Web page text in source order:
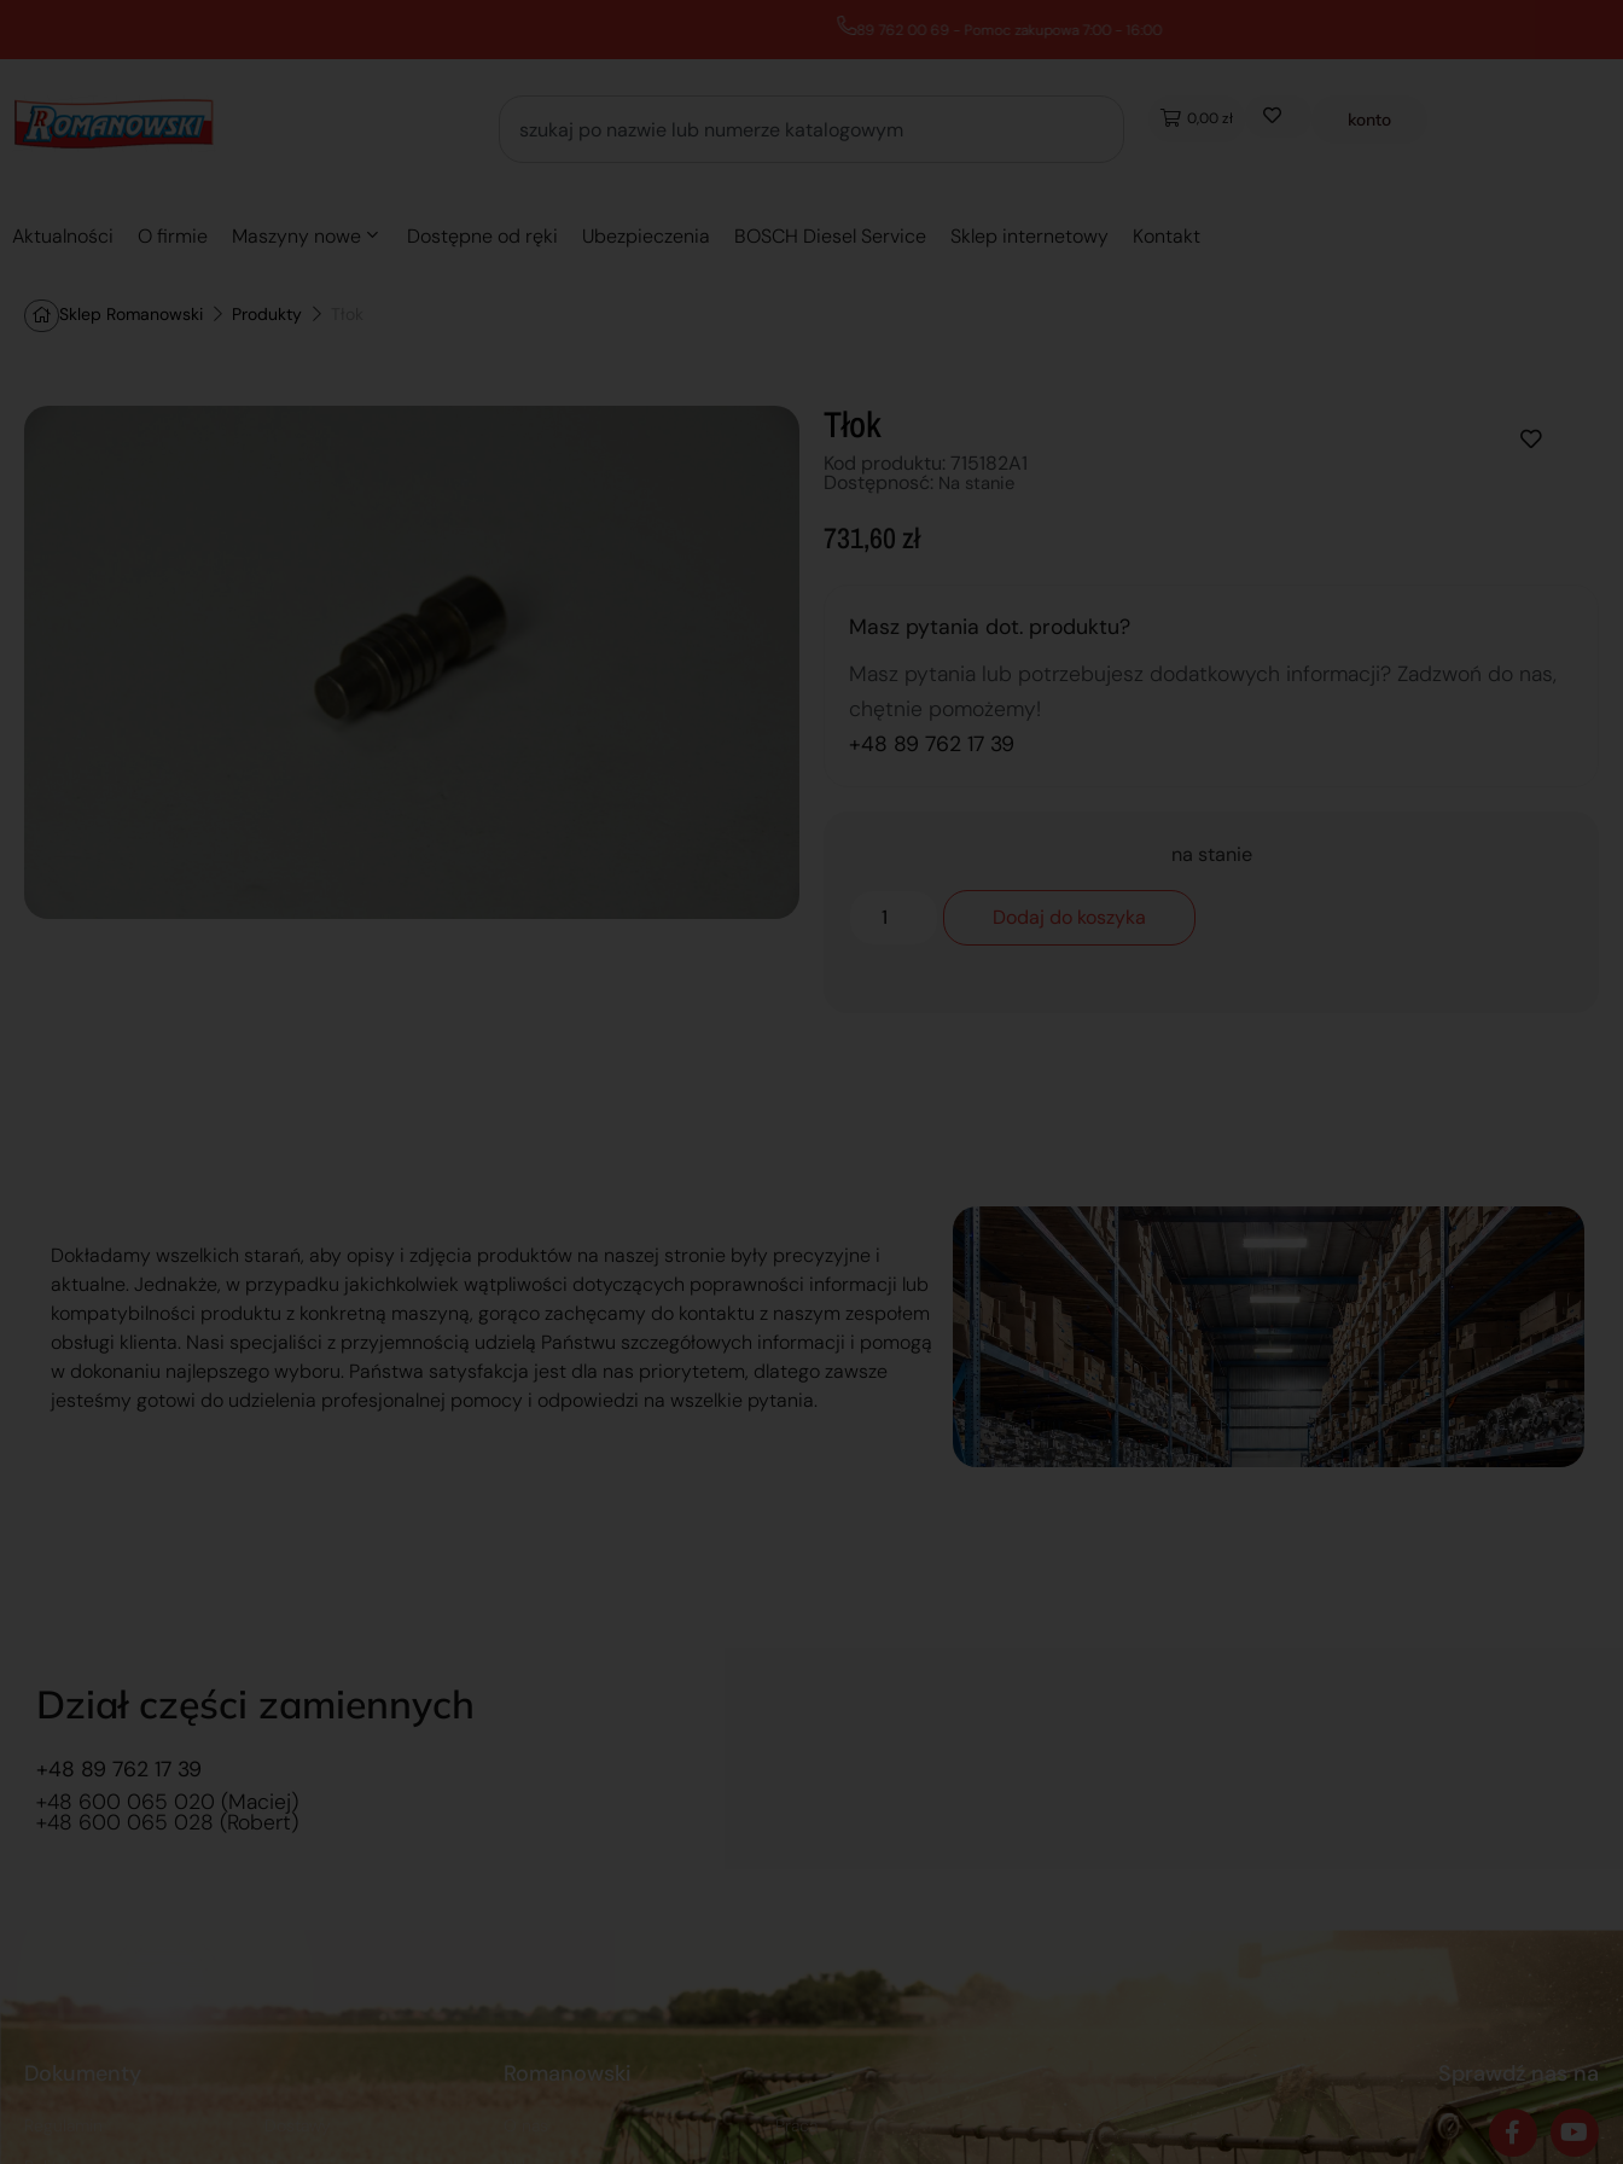
89 762 00 69 - Pomoc zakupowa 7:00 - 16:00
0,00 zł konto
Aktualności O firmie Maszyny nowe Dostępne od ręki Ubezpieczenia BOSCH Diesel Service Sklep internetowy Kontakt
Sklep Romanowski Produkty
Tłok
Kod produktu: 715182A1
Dostępnosć: Na stanie
731,60 zł
Masz pytania dot. produktu?
Masz pytania lub potrzebujesz dodatkowych informacji? Zadzwoń do nas,
chętnie pomożemy!
+48 89 762 17 39
na stanie
Dodaj do koszyka
Dokładamy wszelkich starań, aby opisy i zdjęcia produktów na naszej stronie były precyzyjne i
aktualne. Jednakże, w przypadku jakichkolwiek wątpliwości dotyczących poprawności informacji lub
kompatybilności produktu z konkretną maszyną, gorąco zachęcamy do kontaktu z naszym zespołem
obsługi klienta. Nasi specjaliści z przyjemnością udzielą Państwu szczegółowych informacji i pomogą
w dokonaniu najlepszego wyboru. Państwa satysfakcja jest dla nas priorytetem, dlatego zawsze
jesteśmy gotowi do udzielenia profesjonalnej pomocy i odpowiedzi na wszelkie pytania.
Dział części zamiennych
+48 89 762 17 39
+48 600 065 020 (Maciej)
+48 600 065 028 (Robert)
Dokumenty Romanowski
Praca
Sprawdź nas na